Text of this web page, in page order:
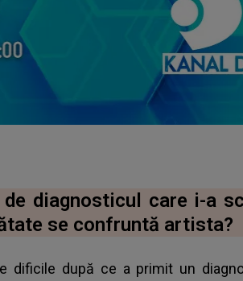
diagnosticul care i-a
se confruntă artista?
dificile după ce a primit un